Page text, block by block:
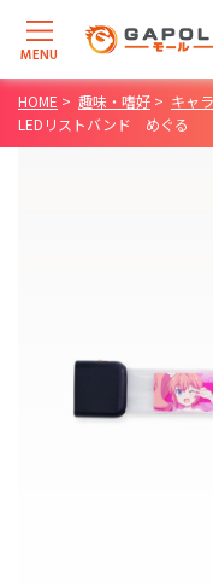
MENU
HOME > 趣味・嗜好 > キャ
LEDリストバンド めぐる